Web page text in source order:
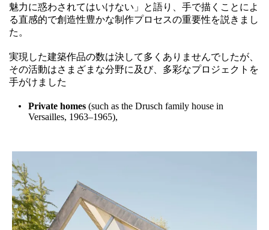
魅力に惑わされてはいけない」と語り、手で描くことによ
る直感的で創造性豊かな制作プロセスの重要性を説きまし
た。
実現した建築作品の数は決して多くありませんでしたが、
その活動はさまざまな分野に及び、多彩なプロジェクトを
手がけました
Private homes (such as the Drusch family house in
Versailles, 1963–1965),